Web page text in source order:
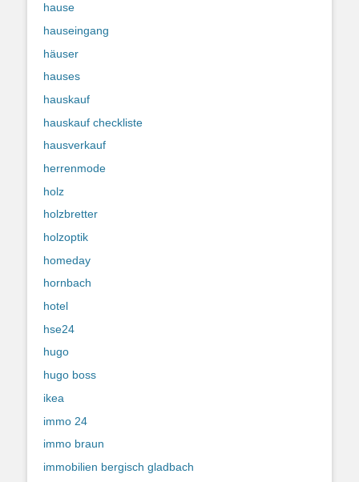
hause
hauseingang
häuser
hauses
hauskauf
hauskauf checkliste
hausverkauf
herrenmode
holz
holzbretter
holzoptik
homeday
hornbach
hotel
hse24
hugo
hugo boss
ikea
immo 24
immo braun
immobilien bergisch gladbach